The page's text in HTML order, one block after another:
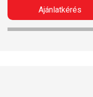
Ajánlatkérés